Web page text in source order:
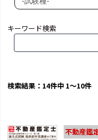
キーワード検索
検索結果：14件中 1～10件
不動産鑑